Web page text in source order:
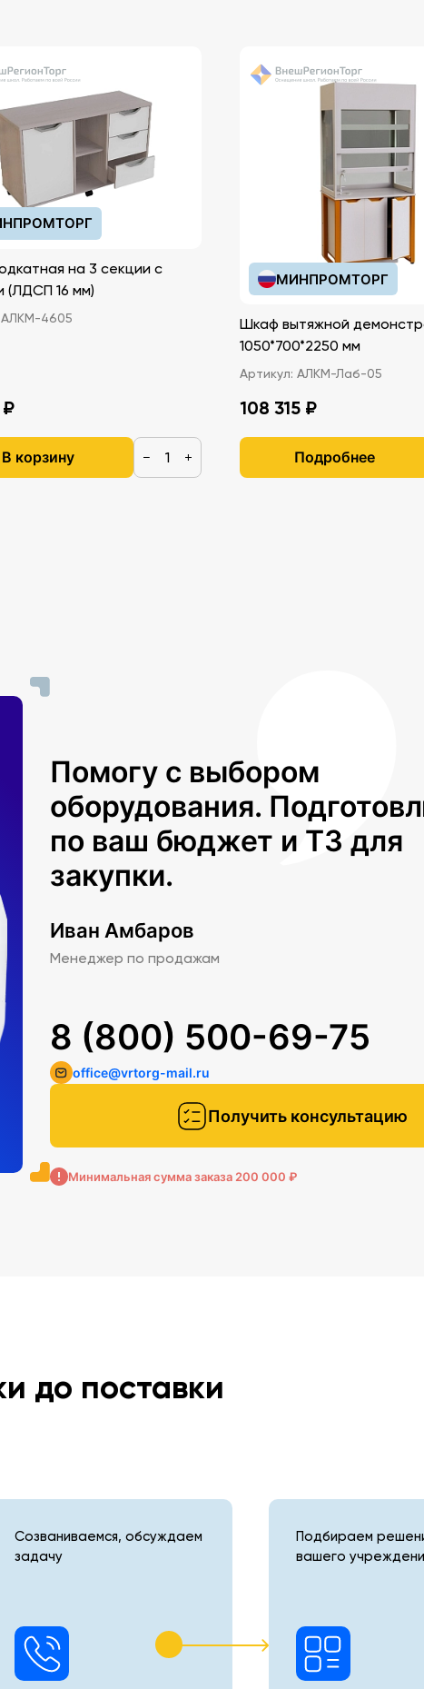
на 3 секции с
ящиками (ЛДСП 16 мм)
АЛКМ-4605
₽
В корзину − +
МИНПРОМТОРГ
Шкаф вытяжной
1050*700*2250 мм
Артикул: АЛКМ-Лаб-05
108 315 ₽
Подробнее
Помогу с выбором
оборудования.
по ваш бюджет и ТЗ для
закупки.
Иван Амбаров
Менеджер по продажам
Получить консультацию
8 (800) 500-69-75
office@vrtorg-mail.ru
Минимальная сумма заказа 200 000 ₽
до поставки
Созваниваемся, обсуждаем
задачу
Подбираем
вашего